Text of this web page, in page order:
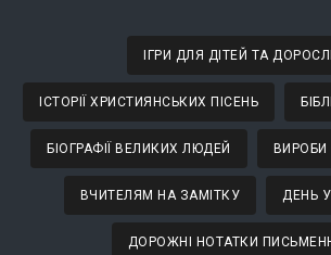
ІГРИ ДЛЯ ДІТЕЙ ТА
ІСТОРІЇ ХРИСТИЯНСЬКИХ ПІСЕНЬ
БІОГРАФІЇ ВЕЛИКИХ ЛЮДЕЙ ВИРОБИ
ВЧИТЕЛЯМ НА ЗАМІТКУ ДЕНЬ
ДОРОЖНІ НОТАТКИ